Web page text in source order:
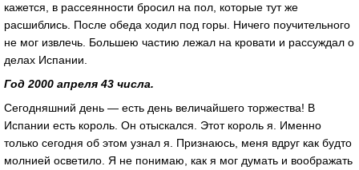
кажется, в рассеянности бросил на пол, которые тут же
расшиблись. После обеда ходил под горы. Ничего поучительного
не мог извлечь. Большею частию лежал на кровати и рассуждал о
делах Испании.
Год 2000 апреля 43 числа.
Сегодняшний день — есть день величайшего торжества! В
Испании есть король. Он отыскался. Этот король я. Именно
только сегодня об этом узнал я. Признаюсь, меня вдруг как будто
молнией осветило. Я не понимаю, как я мог думать и воображать